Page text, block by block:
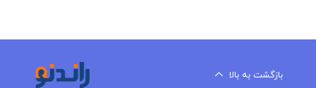
بازگشت به بالا